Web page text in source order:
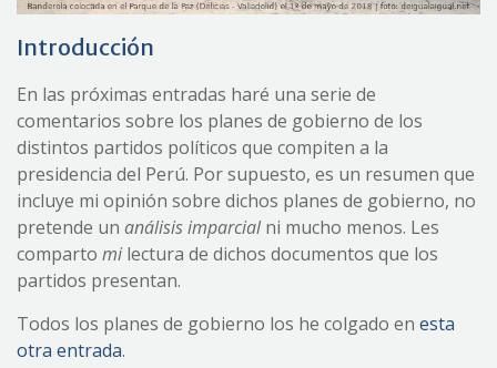
Introducción
En las próximas entradas haré una serie de
comentarios sobre los planes de gobierno de los
distintos partidos políticos que compiten a la
presidencia del Perú. Por supuesto, es un resumen que
incluye mi opinión sobre dichos planes de gobierno, no
pretende un análisis imparcialni mucho menos. Les
comparto mi lectura de dichos documentos que los
partidos presentan.
Todos los planes de gobierno los he colgado en esta
otra entrada.